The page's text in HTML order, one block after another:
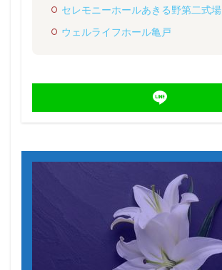
セレモニーホールあきる野第二式場
ウェルライフホール亀戸